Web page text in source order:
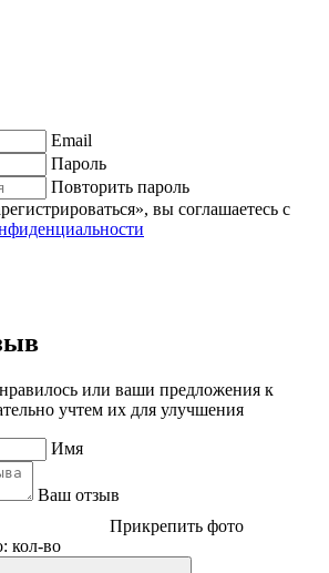
Email
Пароль
Повторить пароль
вы соглашаетесь с
или ваши предложения к
учтем их для улучшения
Имя
Ваш отзыв
Прикрепить фото
кол-во